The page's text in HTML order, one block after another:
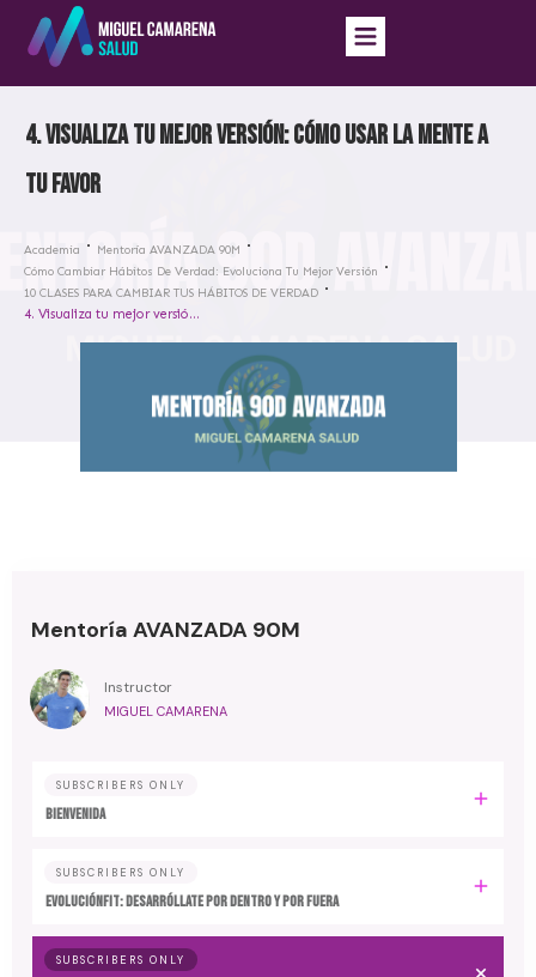
4. Visualiza tu mejor versión: cómo usar la mente a
tu favor
Academia
Mentoría AVANZADA 90M
Cómo Cambiar Hábitos De Verdad: Evoluciona Tu Mejor Versión
10 CLASES PARA CAMBIAR TUS HÁBITOS DE VERDAD
4. Visualiza tu mejor versión: cómo usar la mente a tu favor
Mentoría AVANZADA 90M
Instructor
MIGUEL CAMARENA
SUBSCRIBERS ONLY
BIENVENIDA
SUBSCRIBERS ONLY
EvoluciónFit: desarróllate por dentro y por fuera
SUBSCRIBERS ONLY